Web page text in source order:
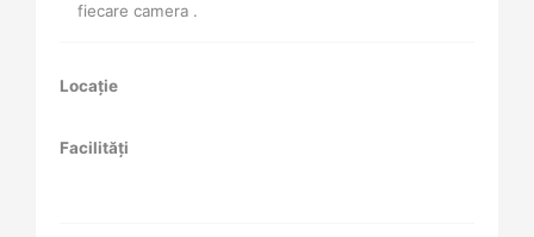
fiecare camera .
Locație
Facilități